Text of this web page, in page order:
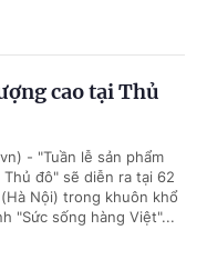
cao tại Thủ
- "Tuần lễ sản phẩm
Thủ đô" sẽ diễn ra tại 62
Nội) trong khuôn khổ
"Sức sống hàng Việt"...